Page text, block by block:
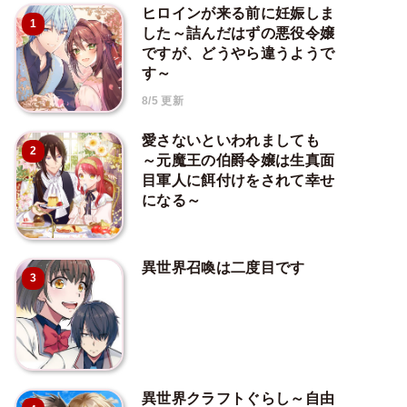
1
ヒロインが来る前に妊娠しま
した～詰んだはずの悪役令嬢
ですが、どうやら違うようで
す～
8/5 更新
2
愛さないといわれましても
～元魔王の伯爵令嬢は生真面
目軍人に餌付けをされて幸せ
になる～
3
異世界召喚は二度目です
異世界クラフトぐらし～自由